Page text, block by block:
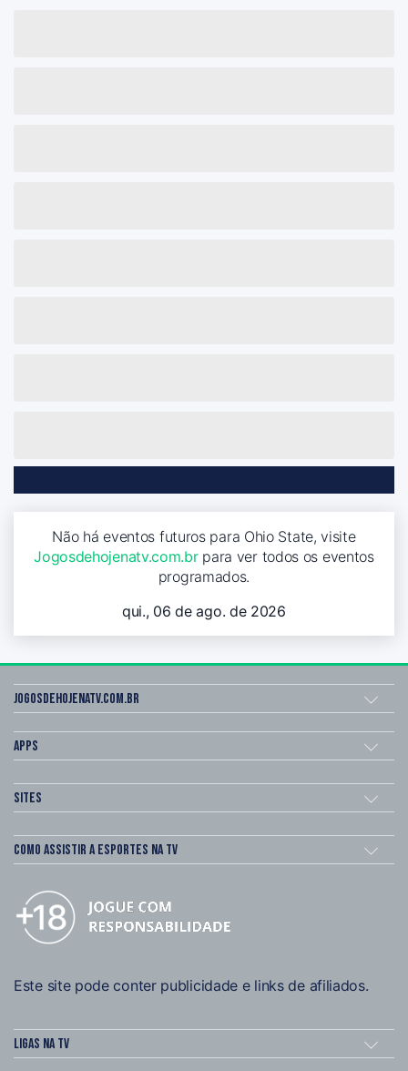
Não há eventos futuros para Ohio State, visite
Jogosdehojenatv.com.brpara ver todos os eventos
programados.
qui., 06 de ago. de 2026
Jogosdehojenatv.com.br
Apps
Sites
Como assistir a esportes na TV
Este site pode conter publicidade e links de afiliados.
Ligas na TV